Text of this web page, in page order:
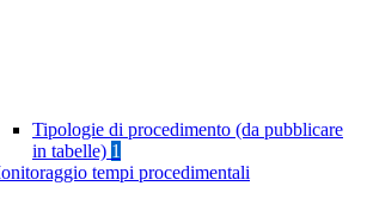
Tipologie di procedimento (da pubblicare
in tabelle) 1
tempi procedimentali